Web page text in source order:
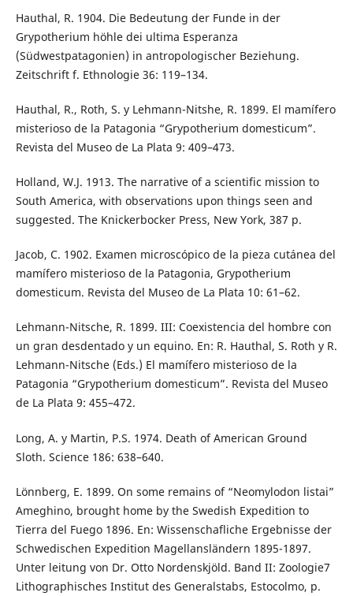
Hauthal, R. 1904. Die Bedeutung der Funde in der
Grypotherium höhle dei ultima Esperanza
(Südwestpatagonien) in antropologischer Beziehung.
Zeitschrift f. Ethnologie 36: 119–134.
Hauthal, R., Roth, S. y Lehmann-Nitshe, R. 1899. El mamífero
misterioso de la Patagonia “Grypotherium domesticum”.
Revista del Museo de La Plata 9: 409–473.
Holland, W.J. 1913. The narrative of a scientific mission to
South America, with observations upon things seen and
suggested. The Knickerbocker Press, New York, 387 p.
Jacob, C. 1902. Examen microscópico de la pieza cutánea del
mamífero misterioso de la Patagonia, Grypotherium
domesticum. Revista del Museo de La Plata 10: 61–62.
Lehmann-Nitsche, R. 1899. III: Coexistencia del hombre con
un gran desdentado y un equino. En: R. Hauthal, S. Roth y R.
Lehmann-Nitsche (Eds.) El mamífero misterioso de la
Patagonia “Grypotherium domesticum”. Revista del Museo
de La Plata 9: 455–472.
Long, A. y Martin, P.S. 1974. Death of American Ground
Sloth. Science 186: 638–640.
Lönnberg, E. 1899. On some remains of “Neomylodon listai”
Ameghino, brought home by the Swedish Expedition to
Tierra del Fuego 1896. En: Wissenschafliche Ergebnisse der
Schwedischen Expedition Magellansländern 1895-1897.
Unter leitung von Dr. Otto Nordenskjöld. Band II: Zoologie7
Lithographisches Institut des Generalstabs, Estocolmo, p.